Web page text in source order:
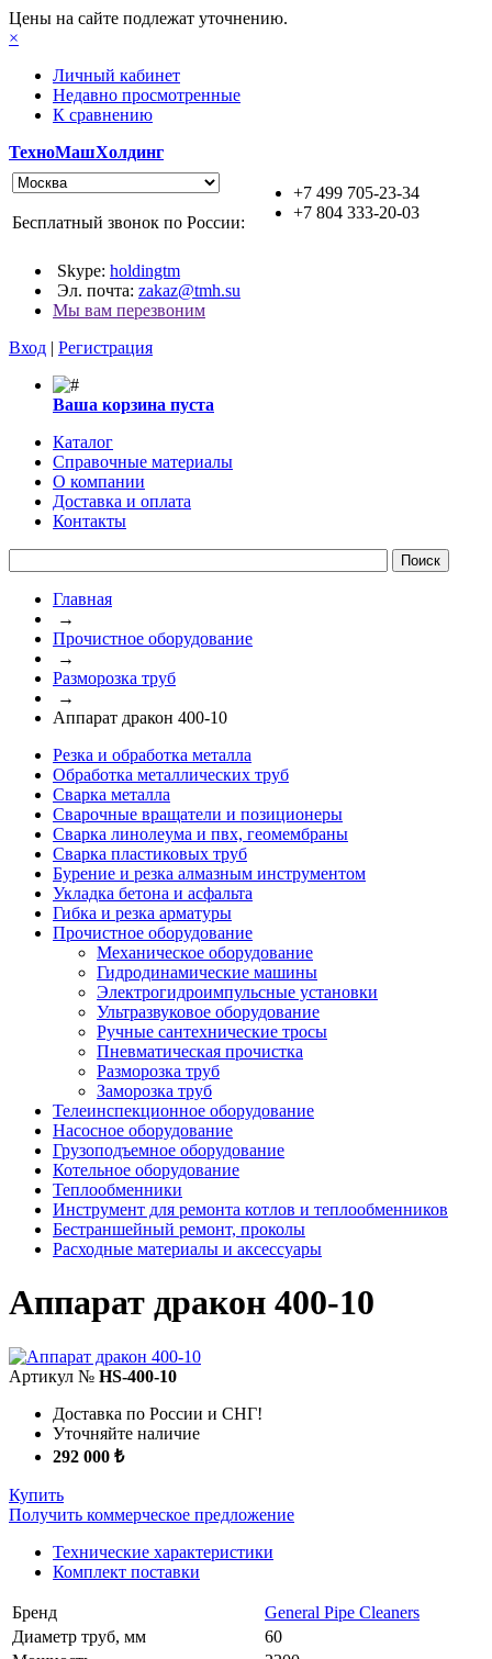
Цены на сайте подлежат уточнению.
×
Личный кабинет
Недавно просмотренные
К сравнению
ТехноМашХолдинг
+7 499 705-23-34
+7 804 333-20-03
Бесплатный звонок по России:
Skype: holdingtm
Эл. почта: zakaz@tmh.su
Мы вам перезвоним
Вход | Регистрация
Ваша корзина пуста
Каталог
Справочные материалы
О компании
Доставка и оплата
Контакты
Главная
→
Прочистное оборудование
→
Разморозка труб
→
Аппарат дракон 400-10
Резка и обработка металла
Обработка металлических труб
Сварка металла
Сварочные вращатели и позиционеры
Сварка линолеума и пвх, геомембраны
Сварка пластиковых труб
Бурение и резка алмазным инструментом
Укладка бетона и асфальта
Гибка и резка арматуры
Прочистное оборудование
Механическое оборудование
Гидродинамические машины
Электрогидроимпульсные установки
Ультразвуковое оборудование
Ручные сантехнические тросы
Пневматическая прочистка
Разморозка труб
Заморозка труб
Телеинспекционное оборудование
Насосное оборудование
Грузоподъемное оборудование
Котельное оборудование
Теплообменники
Инструмент для ремонта котлов и теплообменников
Бестраншейный ремонт, проколы
Расходные материалы и аксессуары
Аппарат дракон 400-10
Артикул № HS-400-10
Доставка по России и СНГ!
Уточняйте наличие
292 000 ₺
Купить
Получить коммерческое предложение
Технические характеристики
Комплект поставки
Бренд
General Pipe Cleaners
Диаметр труб, мм
60